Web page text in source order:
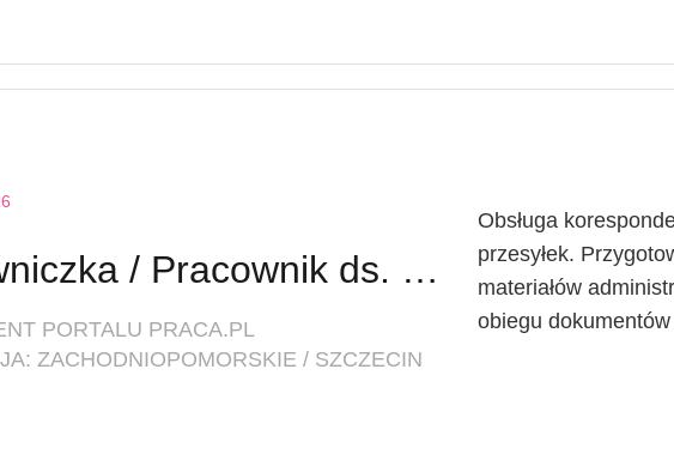
Pracowniczka / Pracownik ds. Obsługi Biura
PORTALU PRACA.PL
ZACHODNIOPOMORSKIE / SZCZECIN
Obsługa
przesyłek.
materiałów
obiegu dokumentów